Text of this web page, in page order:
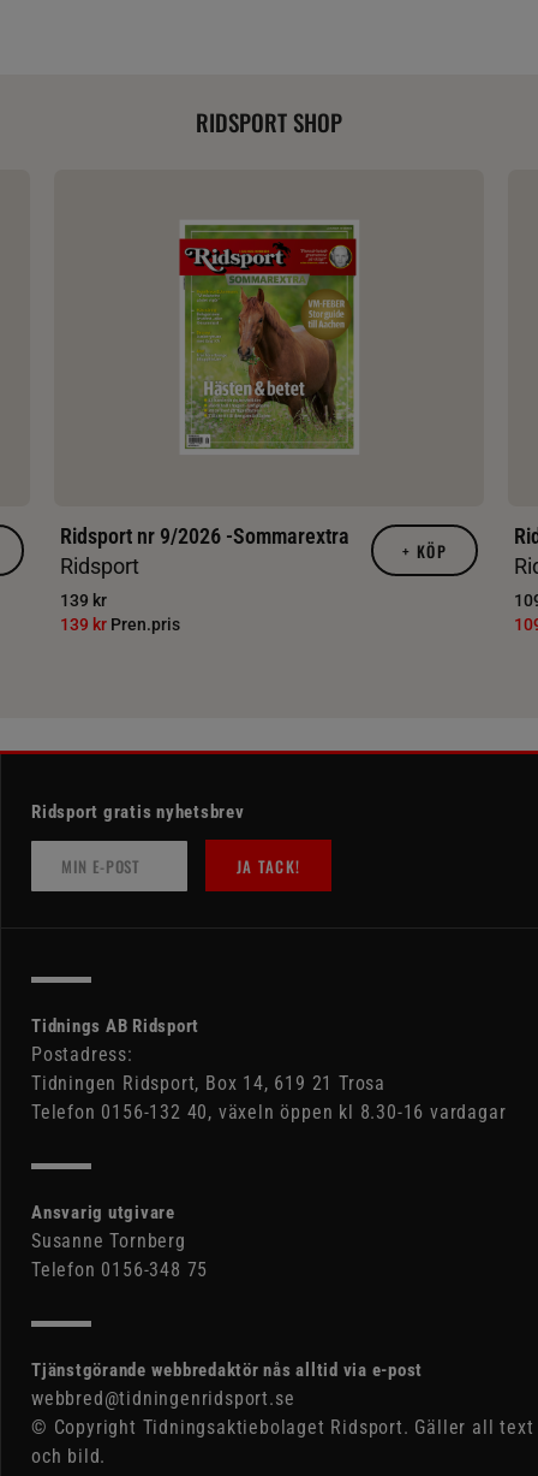
RIDSPORT SHOP
Ridsport nr 9/2026 -Sommarextra
Ridsport
139 kr
139 kr Pren.pris
+ KÖP
Ridsport gratis nyhetsbrev
JA TACK!
Tidnings AB Ridsport
Postadress:
Tidningen Ridsport, Box 14, 619 21 Trosa
Telefon 0156-132 40, växeln öppen kl 8.30-16 vardagar
Ansvarig utgivare
Susanne Tornberg
Telefon 0156-348 75
Tjänstgörande webbredaktör nås alltid via e-post
webbred@tidningenridsport.se
© Copyright Tidningsaktiebolaget Ridsport. Gäller all text
och bild.